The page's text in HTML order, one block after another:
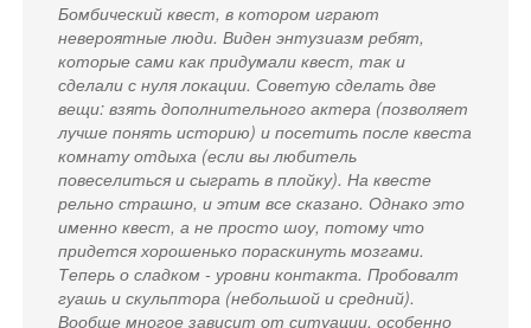
Бомбический квест, в котором играют
невероятные люди. Виден энтузиазм ребят,
которые сами как придумали квест, так и
сделали с нуля локации. Советую сделать две
вещи: взять дополнительного актера (позволяет
лучше понять историю) и посетить после квеста
комнату отдыха (если вы любитель
повеселиться и сыграть в плойку). На квесте
рельно страшно, и этим все сказано. Однако это
именно квест, а не просто шоу, потому что
придется хорошенько пораскинуть мозгами.
Теперь о сладком - уровни контакта. Пробовалт
гуашь и скульптора (небольшой и средний).
Вообще многое зависит от ситуации, особенно